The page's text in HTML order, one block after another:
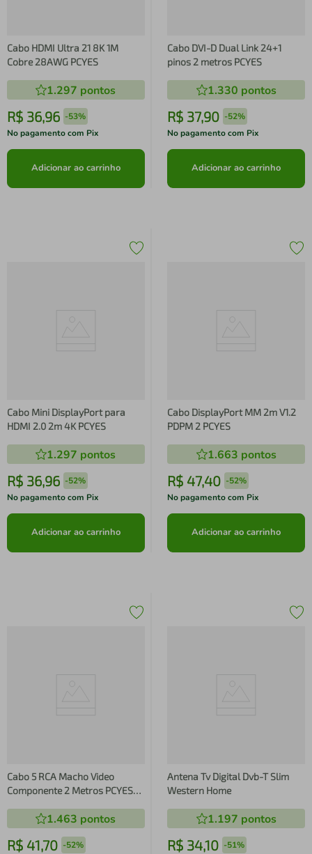
Cabo HDMI Ultra 21 8K 1M
Cobre 28AWG PCYES
1.297 pontos
R$ 36,96 -53%
No pagamento com Pix
Adicionar ao carrinho
Cabo DVI-D Dual Link 24+1
pinos 2 metros PCYES
1.330 pontos
R$ 37,90 -52%
No pagamento com Pix
Adicionar ao carrinho
Cabo Mini DisplayPort para
HDMI 2.0 2m 4K PCYES
1.297 pontos
R$ 36,96 -52%
No pagamento com Pix
Adicionar ao carrinho
Cabo DisplayPort MM 2m V1.2
PDPM 2 PCYES
1.663 pontos
R$ 47,40 -52%
No pagamento com Pix
Adicionar ao carrinho
Cabo 5 RCA Macho Video
Componente 2 Metros PCYES
1.463 pontos
R$ 41,70 -52%
Antena Tv Digital Dvb-T Slim
Western Home
1.197 pontos
R$ 34,10 -51%